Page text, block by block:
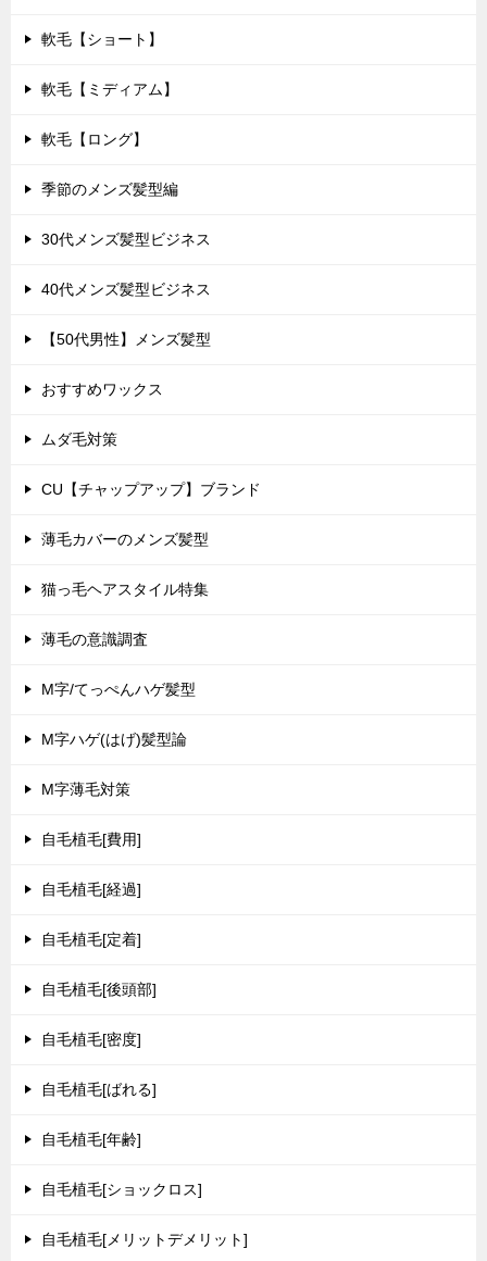
軟毛【ショート】
軟毛【ミディアム】
軟毛【ロング】
季節のメンズ髪型編
30代メンズ髪型ビジネス
40代メンズ髪型ビジネス
【50代男性】メンズ髪型
おすすめワックス
ムダ毛対策
CU【チャップアップ】ブランド
薄毛カバーのメンズ髪型
猫っ毛ヘアスタイル特集
薄毛の意識調査
M字/てっぺんハゲ髪型
M字ハゲ(はげ)髪型論
M字薄毛対策
自毛植毛[費用]
自毛植毛[経過]
自毛植毛[定着]
自毛植毛[後頭部]
自毛植毛[密度]
自毛植毛[ばれる]
自毛植毛[年齢]
自毛植毛[ショックロス]
自毛植毛[メリットデメリット]